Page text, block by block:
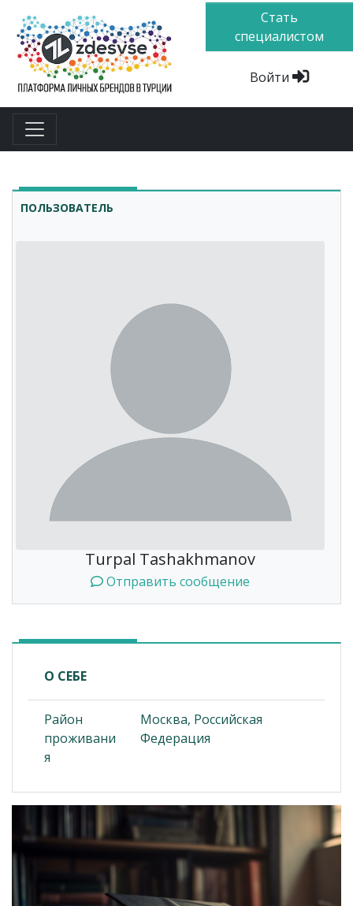
Стать
специалистом
Войти
ПОЛЬЗОВАТЕЛЬ
Turpal Tashakhmanov
Отправить сообщение
О СЕБЕ
Район
проживани
я
Москва, Российская
Федерация